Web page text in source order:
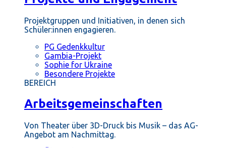
Projektgruppen und Initiativen, in denen sich
Schüler:innen engagieren.
PG Gedenkkultur
Gambia-Projekt
Sophie for Ukraine
Besondere Projekte
BEREICH
Arbeitsgemeinschaften
Von Theater über 3D-Druck bis Musik – das AG-
Angebot am Nachmittag.